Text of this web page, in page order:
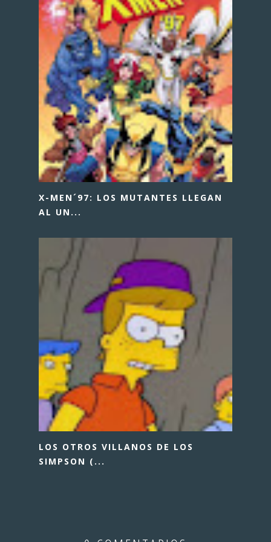
X-MEN´97: LOS MUTANTES LLEGAN
AL UN...
LOS OTROS VILLANOS DE LOS
SIMPSON (...